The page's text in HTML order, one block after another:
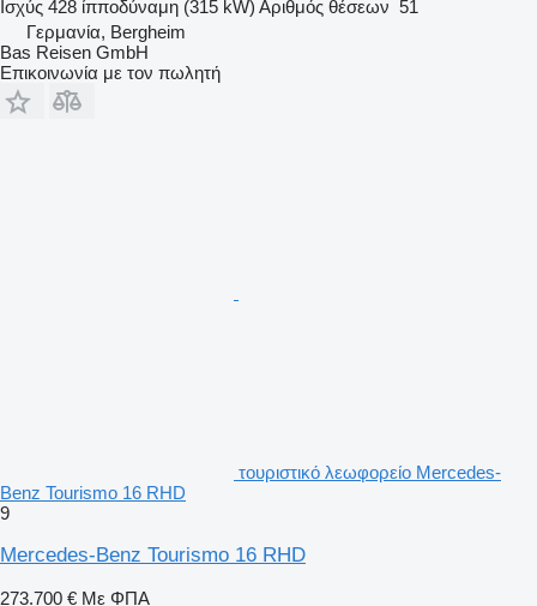
Ισχύς 428 ίπποδύναμη (315 kW) Αριθμός θέσεων 51
Γερμανία, Bergheim
Bas Reisen GmbH
Επικοινωνία με τον πωλητή
τουριστικό λεωφορείο Mercedes-
Benz Tourismo 16 RHD
9
Mercedes-Benz Tourismo 16 RHD
273.700 € Με ΦΠΑ